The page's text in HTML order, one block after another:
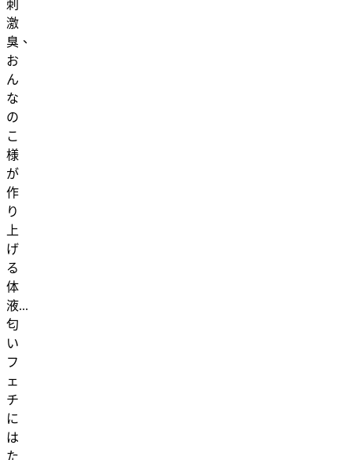
刺
激
臭、
お
ん
な
の
こ
様
が
作
り
上
げ
る
体
液...
匂
い
フ
ェ
チ
に
は
た